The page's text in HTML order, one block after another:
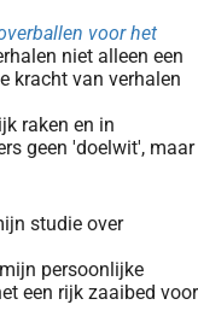
voor het
niet alleen een
kracht van verhalen
raken en in
geen 'doelwit', maar
studie over
persoonlijke
een rijk zaaibed voor